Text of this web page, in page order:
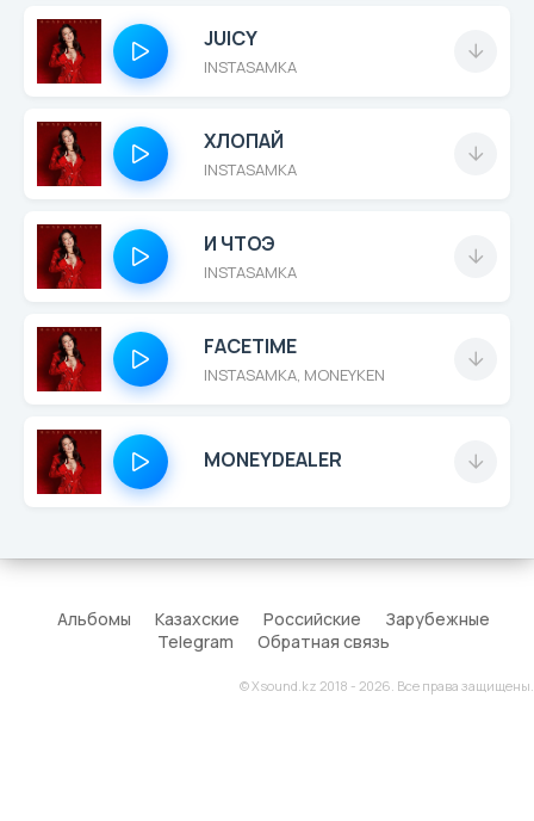
JUICY
INSTASAMKA
ХЛОПАЙ
INSTASAMKA
И ЧТОЭ
INSTASAMKA
FACETIME
INSTASAMKA, MONEYKEN
MONEYDEALER
Альбомы Казахские Российские
Зарубежные
Telegram
Обратная связь
© Xsound.kz 2018 - 2026. Все права защищены.